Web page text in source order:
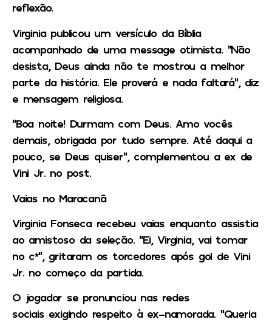
reflexão.
Virginia publicou um versículo da Bíblia
acompanhado de uma message otimista. “Não
desista, Deus ainda não te mostrou a melhor
parte da história. Ele proverá e nada faltará”, diz
e mensagem religiosa.
“Boa noite! Durmam com Deus. Amo vocês
demais, obrigada por tudo sempre. Até daqui a
pouco, se Deus quiser”, complementou a ex de
Vini Jr. no post.
Vaias no Maracanã
Virginia Fonseca recebeu vaias enquanto assistia
ao amistoso da seleção. “Ei, Virginia, vai tomar
no c*”, gritaram os torcedores após gol de Vini
Jr. no começo da partida.
O jogador se pronunciou nas redes
sociais exigindo respeito à ex-namorada. “Queria